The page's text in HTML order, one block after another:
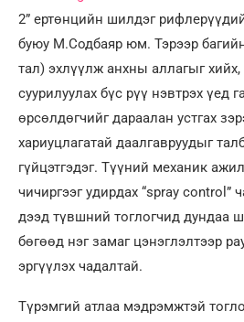
2” ертөнцийн шилдэг
буюу М.Содбаяр юм. Тэрээр
тал) эхлүүлж анхны аллагыг
суурилуулах бүс рүү нэвтрэх үед
өрсөлдөгчийг дараалан устгах
хариуцлагатай даалгавруудыг
гүйцэтгэдэг. Түүний механик
чичиргээг удирдах “spray control”
дээд түвшний тоглогчид дундаа
бөгөөд нэг замаг цэнэглэлтээр
эргүүлэх чадалтай.
Түрэмгий атлаа мэдрэмжтэй